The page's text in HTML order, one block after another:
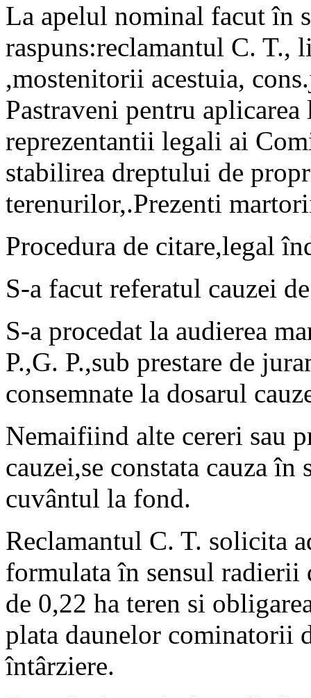
La apelul nominal facut în
raspuns:reclamantul C. T.,
,mostenitorii acestuia,
Pastraveni pentru
reprezentantii legali ai
stabilirea dreptului de
terenurilor,.Prezenti
Procedura de citare,legal
S-a facut referatul cauzei
S-a procedat la audierea
P.,G. P.,sub prestare de
consemnate la dosarul
Nemaifiind alte cereri sau
cauzei,se constata cauza în
cuvântul la fond.
Reclamantul C. T. solicita
formulata în sensul radierii
de 0,22 ha teren si
plata daunelor cominatorii
întârziere.